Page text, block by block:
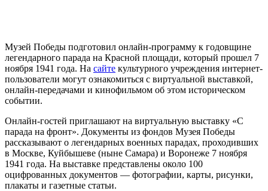
Музей Победы подготовил онлайн-программу к годовщине
легендарного парада на Красной площади, который прошел 7
ноября 1941 года. На сайте культурного учреждения интернет-
пользователи могут ознакомиться с виртуальной выставкой,
онлайн-передачами и кинофильмом об этом историческом
событии.
Онлайн-гостей приглашают на виртуальную выставку «С
парада на фронт». Документы из фондов Музея Победы
рассказывают о легендарных военных парадах, проходивших
в Москве, Куйбышеве (ныне Самара) и Воронеже 7 ноября
1941 года. На выставке представлены около 100
оцифрованных документов — фотографии, карты, рисунки,
плакаты и газетные статьи.